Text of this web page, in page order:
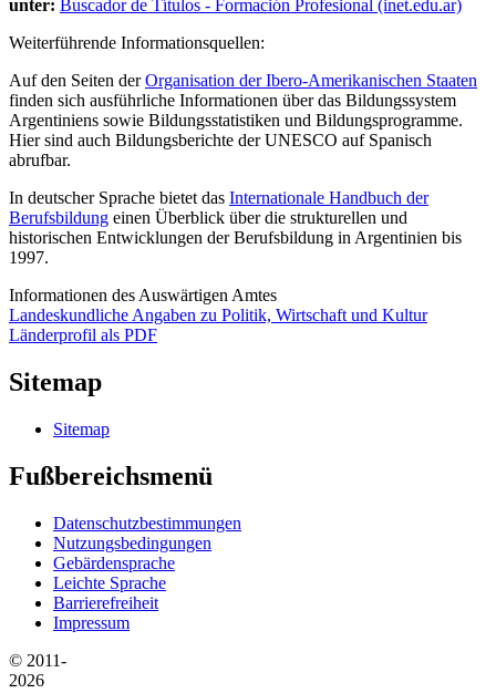
unter: Buscador de Títulos - Formación Profesional (inet.edu.ar)
Weiterführende Informationsquellen:
Auf den Seiten derOrganisation der Ibero-Amerikanischen Staaten
finden sich ausführliche Informationen über das Bildungssystem
Argentiniens sowie Bildungsstatistiken und Bildungsprogramme.
Hier sind auch Bildungsberichte der UNESCO auf Spanisch
abrufbar.
In deutscher Sprache bietet das Internationale Handbuch der
Berufsbildung einen Überblick über die strukturellen und
historischen Entwicklungen der Berufsbildung in Argentinien bis
1997.
Informationen des Auswärtigen Amtes
Landeskundliche Angaben zu Politik, Wirtschaft und Kultur
Länderprofil als PDF
Sitemap
Sitemap
Fußbereichsmenü
Datenschutzbestimmungen
Nutzungsbedingungen
Gebärdensprache
Leichte Sprache
Barrierefreiheit
Impressum
© 2011-
2026